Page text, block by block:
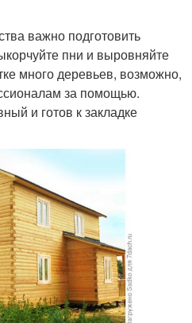
важно подготовить
пни и выровняйте
много деревьев, возможно,
за помощью.
и готов к закладке